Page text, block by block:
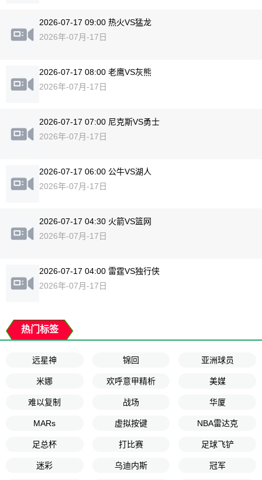
2026-07-17 09:00 热火VS猛龙
2026年-07月-17日
2026-07-17 08:00 老鹰VS灰熊
2026年-07月-17日
2026-07-17 07:00 尼克斯VS勇士
2026年-07月-17日
2026-07-17 06:00 公牛VS湖人
2026年-07月-17日
2026-07-17 04:30 火箭VS篮网
2026年-07月-17日
2026-07-17 04:00 雷霆VS独行侠
2026年-07月-17日
热门标签
远星神 锦回 亚洲球员
米娜 欢呼意甲精析 美媒
难以复制 战场 华厦
MARs 虚拟按键 NBA雷达克
足总杯 打比赛 足球飞铲
迷彩 乌迪内斯 冠军